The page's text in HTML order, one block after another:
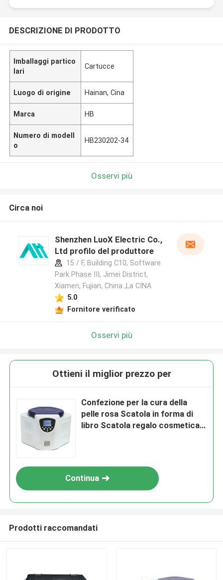
DESCRIZIONE DI PRODOTTO
Imballaggi partico
lari
Cartucce
Luogo di origine Hainan, Cina
Marca HB
Numero di modell
o
HB230202-34
Osservi più
Circa noi
Shenzhen LuoX Electric Co.,
Ltd profilo del produttore
15 / F, Building C10, Software
Park Phase III, Jimei District,
Xiamen, Fujian, China ,La CINA
5.0
Fornitore verificato
Osservi più
Ottieni il miglior prezzo per
Confezione per la cura della
pelle rosa Scatola in forma di
libro Scatola regalo cosmetica
Continua
Prodotti raccomandati